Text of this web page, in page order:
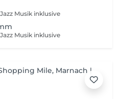
Musik inklusive
Musik inklusive